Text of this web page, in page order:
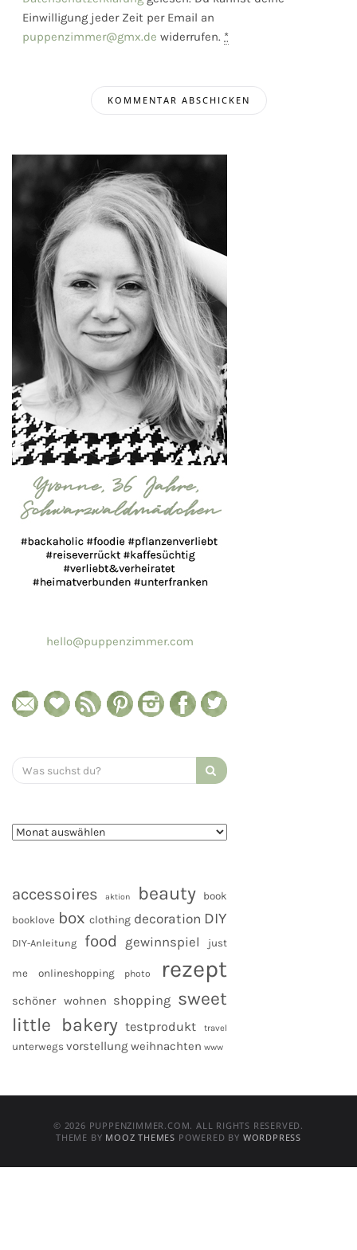
Einwilligung jeder Zeit per Email an
puppenzimmer@gmx.de widerrufen. *
hello@puppenzimmer.com
Search
for:
accessoires aktion beauty
book
booklove box clothing decoration DIY
DIY-Anleitung food gewinnspiel just
me onlineshopping photo rezept
schöner wohnen shopping sweet
little bakery testprodukt travel
unterwegs vorstellung weihnachten www
© 2026 PUPPENZIMMER.COM. ALL RIGHTS RESERVED.
THEME BY MOOZ THEMES POWERED BY WORDPRESS